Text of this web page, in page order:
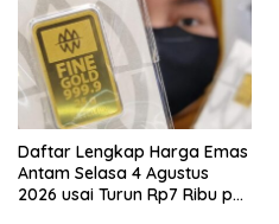
Daftar Lengkap Harga Emas
Antam Selasa 4 Agustus
2026 usai Turun Rp7 Ribu per